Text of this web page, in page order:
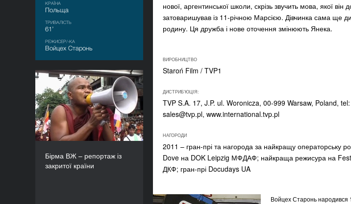
КРАЇНА
Польща
ТРИВАЛІСТЬ
61’
РЕЖИСЕР/-КА
Войцех Старонь
нової, аргентинської школи, скрізь звучить мова, якої він
затоваришував із 11-річною Марсією. Дівчинка сама ще
родину. Ця дружба і нове оточення змінюють Янека.
ВИРОБНИЦТВО
Staroń Film / TVP1
ДИСТРИБ'ЮЦІЯ:
TVP S.A. 17, J.P. ul. Woronicza, 00-999 Warsaw, Poland,
sales@tvp.pl, www.international.tvp.pl
НАГОРОДИ
2011 – гран-прі та нагорода за найкращу операторську
Dove на DOK Leipzig МФДАФ; найкраща режисура на
ДКФ; гран-прі Docudays UA
Войцех Старонь народився
Бірма ВЖ – репортаж із
закритої країни
Бірма ВЖ – репортаж із
закритої країни
РІК
2008
КРАЇНА
Данія
Андерс Естерґорд